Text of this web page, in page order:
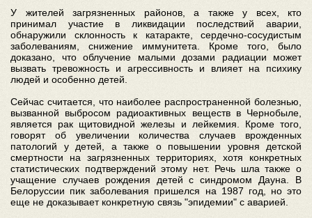
У жителей загрязненных районов, а также у всех, кто
принимал участие в ликвидации последствий аварии,
обнаружили склонность к катаракте, сердечно-сосудистым
заболеваниям, снижение иммунитета. Кроме того, было
доказано, что облучение малыми дозами радиации может
вызвать тревожность и агрессивность и влияет на психику
людей и особенно детей.
Сейчас считается, что наиболее распространенной болезнью,
вызванной выбросом радиоактивных веществ в Чернобыле,
является рак щитовидной железы и лейкемия. Кроме того,
говорят об увеличении количества случаев врожденных
патологий у детей, а также о повышении уровня детской
смертности на загрязненных территориях, хотя конкретных
статистических подтверждений этому нет. Речь шла также о
учащение случаев рождения детей с синдромом Дауна. В
Белоруссии пик заболевания пришелся на 1987 год, но это
еще не доказывает конкретную связь "эпидемии" с аварией.